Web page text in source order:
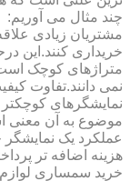
چند مثال می آوریم:
مشتریان زیادی
خریداری کنند.این
متراژهای کوچک
نمی دانند.تفاوت
نمایشگرهای
موضوع به آن معنی
عملکرد یک نمایشگر
هزینه اضافه تر
خرید سمساری لوازم